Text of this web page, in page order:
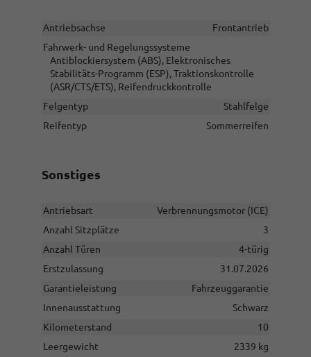
Antriebsachse
Frontantrieb
Fahrwerk- und Regelungssysteme
Antiblockiersystem (ABS), Elektronisches
Stabilitäts-Programm (ESP), Traktionskontrolle
(ASR/CTS/ETS), Reifendruckkontrolle
Felgentyp
Stahlfelge
Reifentyp
Sommerreifen
Sonstiges
Antriebsart
Verbrennungsmotor (ICE)
Anzahl Sitzplätze
3
Anzahl Türen
4-türig
Erstzulassung
31.07.2026
Garantieleistung
Fahrzeuggarantie
Innenausstattung
Schwarz
Kilometerstand
10
Leergewicht
2339 kg